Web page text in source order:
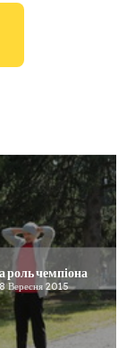
роль чемпіона
Вересня 2015